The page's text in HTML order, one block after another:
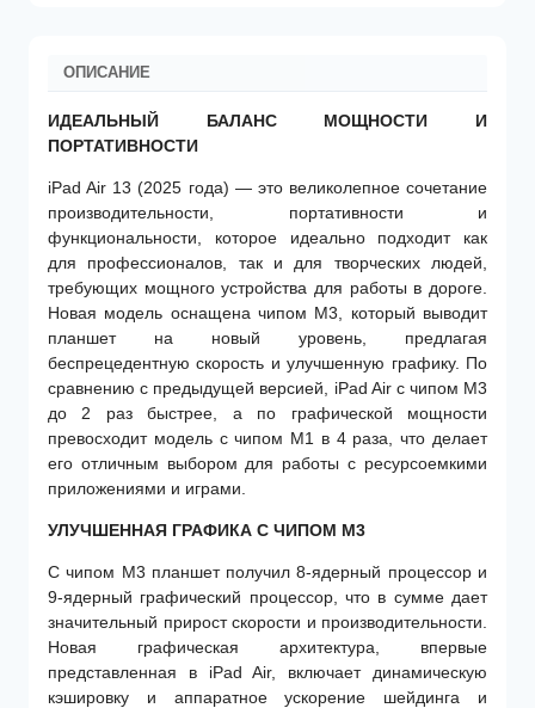
ОПИСАНИЕ
ИДЕАЛЬНЫЙ БАЛАНС МОЩНОСТИ И
ПОРТАТИВНОСТИ
iPad Air 13 (2025 года) — это великолепное сочетание
производительности, портативности и
функциональности, которое идеально подходит как
для профессионалов, так и для творческих людей,
требующих мощного устройства для работы в дороге.
Новая модель оснащена чипом M3, который выводит
планшет на новый уровень, предлагая
беспрецедентную скорость и улучшенную графику. По
сравнению с предыдущей версией, iPad Air с чипом M3
до 2 раз быстрее, а по графической мощности
превосходит модель с чипом M1 в 4 раза, что делает
его отличным выбором для работы с ресурсоемкими
приложениями и играми.
УЛУЧШЕННАЯ ГРАФИКА С ЧИПОМ M3
С чипом M3 планшет получил 8-ядерный процессор и
9-ядерный графический процессор, что в сумме дает
значительный прирост скорости и производительности.
Новая графическая архитектура, впервые
представленная в iPad Air, включает динамическую
кэшировку и аппаратное ускорение шейдинга и